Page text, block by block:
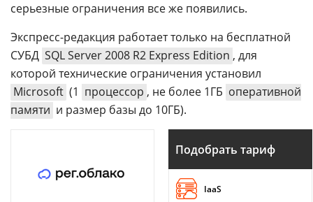
серьезные ограничения все же появились.
Экспресс-редакция работает только на бесплатной
СУБД SQL Server 2008 R2 Express Edition , для
которой технические ограничения установил
Microsoft (1 процессор , не более 1ГБ оперативной
памяти и размер базы до 10ГБ).
Подобрать тариф
IaaS